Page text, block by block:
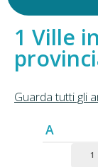
Ville
Guarda tutti gli
A
1